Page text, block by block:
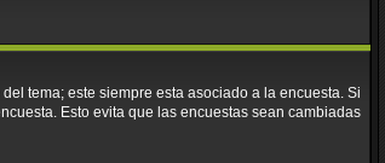
tema; este siempre esta asociado a la encuesta. Si
Esto evita que las encuestas sean cambiadas